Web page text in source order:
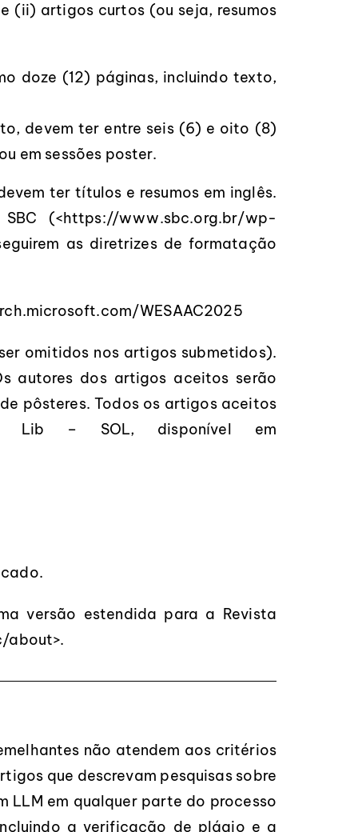
(ii) artigos curtos (ou seja, resumos
doze (12) páginas, incluindo texto,
devem ter entre seis (6) e oito (8)
em sessões poster.
ter títulos e resumos em inglês.
(<https://www.sbc.org.br/wp-
as diretrizes de formatação
WESAAC2025
omitidos nos artigos submetidos).
autores dos artigos aceitos serão
pôsteres. Todos os artigos aceitos
Lib – SOL, disponível em
versão estendida para a Revista
about>.
não atendem aos critérios
que descrevam pesquisas sobre
LLM em qualquer parte do processo
a verificação de plágio e a